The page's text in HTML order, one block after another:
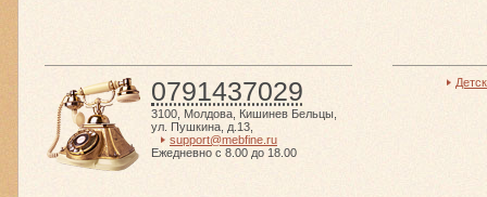
0791437029
3100 Молдова Кишинев Бельцы
ул. Пушкина, д.13
support@mebfine.ru
Ежедневно с 8.00 до 18.00